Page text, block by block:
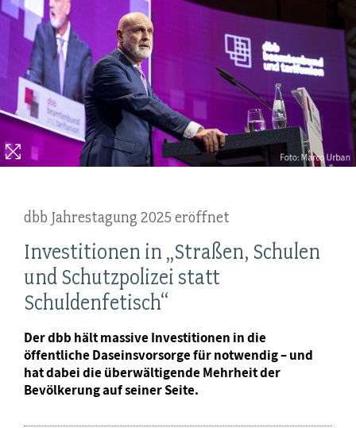
dbb Jahrestagung 2025 eröffnet
Investitionen in „Straßen, Schulen
und Schutzpolizei statt
Schuldenfetisch“
Der dbb hält massive Investitionen in die
öffentliche Daseinsvorsorge für notwendig – und
hat dabei die überwältigende Mehrheit der
Bevölkerung auf seiner Seite.